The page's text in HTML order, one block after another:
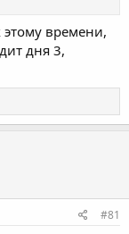
времени,
дня 3,
#81